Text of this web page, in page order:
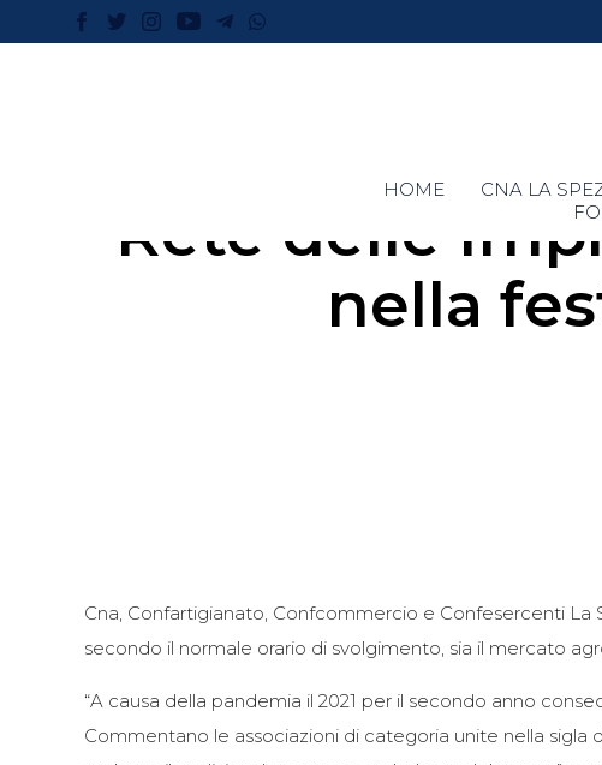
HOME CNA LA
Rete delle
nella
Cna, Confartigianato, Confcommercio e Confesercenti La
secondo il normale orario di svolgimento, sia il mercato
“A causa della pandemia il 2021 per il secondo anno
Commentano le associazioni di categoria unite nella